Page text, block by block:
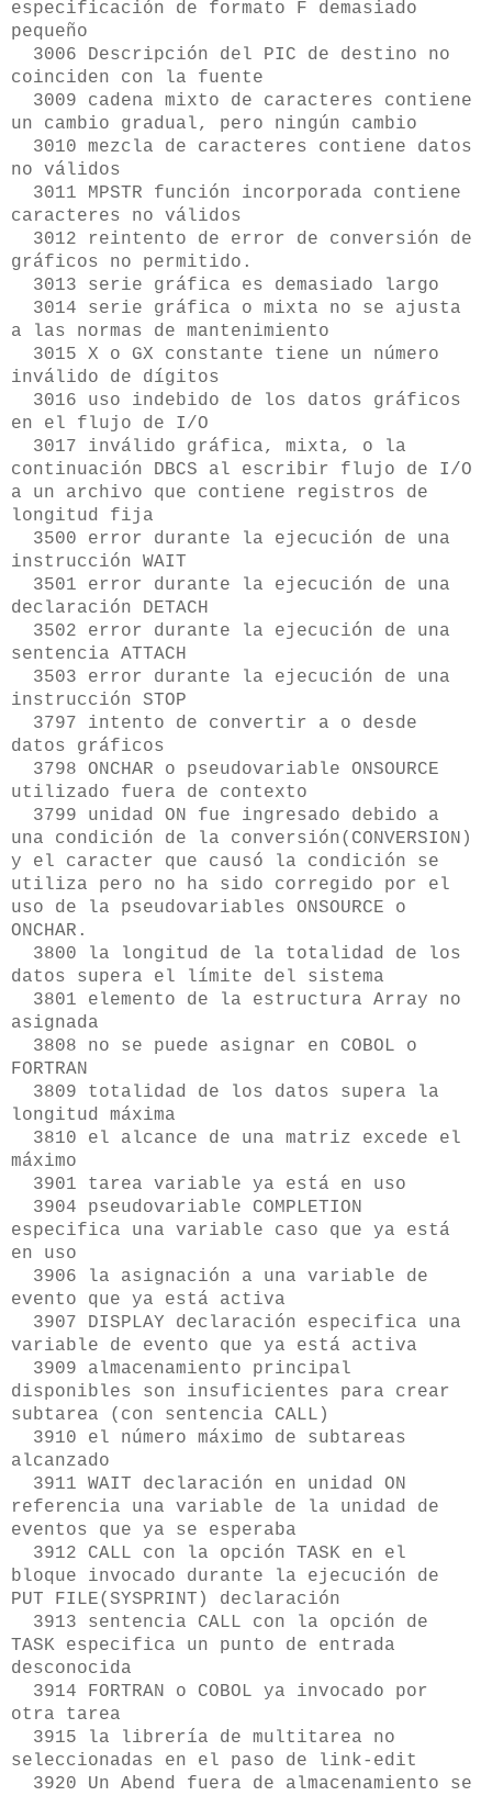
especificación de formato F demasiado
pequeño
3006 Descripción del PIC de destino no
coinciden con la fuente
3009 cadena mixto de caracteres contiene
un cambio gradual, pero ningún cambio
3010 mezcla de caracteres contiene datos
no válidos
3011 MPSTR función incorporada contiene
caracteres no válidos
3012 reintento de error de conversión de
gráficos no permitido.
3013 serie gráfica es demasiado largo
3014 serie gráfica o mixta no se ajusta
a las normas de mantenimiento
3015 X o GX constante tiene un número
inválido de dígitos
3016 uso indebido de los datos gráficos
en el flujo de I/O
3017 inválido gráfica, mixta, o la
continuación DBCS al escribir flujo de I/O
a un archivo que contiene registros de
longitud fija
3500 error durante la ejecución de una
instrucción WAIT
3501 error durante la ejecución de una
declaración DETACH
3502 error durante la ejecución de una
sentencia ATTACH
3503 error durante la ejecución de una
instrucción STOP
3797 intento de convertir a o desde
datos gráficos
3798 ONCHAR o pseudovariable ONSOURCE
utilizado fuera de contexto
3799 unidad ON fue ingresado debido a
una condición de la conversión(CONVERSION)
y el caracter que causó la condición se
utiliza pero no ha sido corregido por el
uso de la pseudovariables ONSOURCE o
ONCHAR.
3800 la longitud de la totalidad de los
datos supera el límite del sistema
3801 elemento de la estructura Array no
asignada
3808 no se puede asignar en COBOL o
FORTRAN
3809 totalidad de los datos supera la
longitud máxima
3810 el alcance de una matriz excede el
máximo
3901 tarea variable ya está en uso
3904 pseudovariable COMPLETION
especifica una variable caso que ya está
en uso
3906 la asignación a una variable de
evento que ya está activa
3907 DISPLAY declaración especifica una
variable de evento que ya está activa
3909 almacenamiento principal
disponibles son insuficientes para crear
subtarea (con sentencia CALL)
3910 el número máximo de subtareas
alcanzado
3911 WAIT declaración en unidad ON
referencia una variable de la unidad de
eventos que ya se esperaba
3912 CALL con la opción TASK en el
bloque invocado durante la ejecución de
PUT FILE(SYSPRINT) declaración
3913 sentencia CALL con la opción de
TASK especifica un punto de entrada
desconocida
3914 FORTRAN o COBOL ya invocado por
otra tarea
3915 la librería de multitarea no
seleccionadas en el paso de link-edit
3920 Un Abend fuera de almacenamiento se